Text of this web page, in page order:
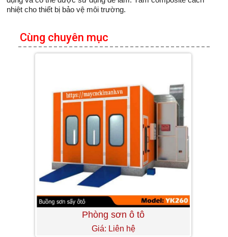
nhiệt cho thiết bị bảo vệ môi trường.
Cùng chuyên mục
Phòng sơn ô tô
Giá: Liên hệ